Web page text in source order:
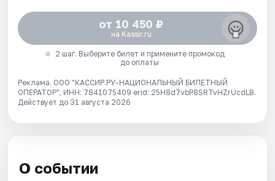
от 10 450 ₽
на Kassir.ru
2 шаг. Выберите билет и примените промокод
до оплаты
Реклама. ООО "КАССИР.РУ-НАЦИОНАЛЬНЫЙ БИЛЕТНЫЙ
ОПЕРАТОР", ИНН: 7841075409 erid: 25H8d7vbP8SRTvHZrUcdLB.
Действует до 31 августа 2026
О событии